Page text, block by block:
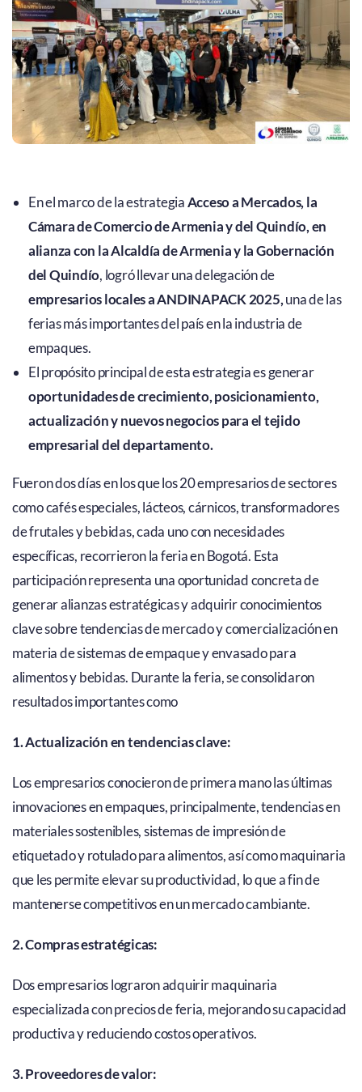
En el marco de la estrategiaAcceso a Mercados, la
Cámara de Comercio de Armenia y del Quindío, en
alianza con la Alcaldía de Armenia y la Gobernación
del Quindío, logró llevar una delegación de
empresarios locales a ANDINAPACK 2025,una de las
ferias más importantes del país en la industria de
empaques.
El propósito principal de esta estrategia es generar
oportunidades de crecimiento, posicionamiento,
actualización y nuevos negocios para el tejido
empresarial del departamento.
Fueron dos días en los que los 20 empresarios de sectores
como cafés especiales, lácteos, cárnicos, transformadores
de frutales y bebidas, cada uno con necesidades
específicas, recorrieron la feria en Bogotá. Esta
participación representa una oportunidad concreta de
generar alianzas estratégicas y adquirir conocimientos
clave sobre tendencias de mercado y comercialización en
materia de sistemas de empaque y envasado para
alimentos y bebidas. Durante la feria, se consolidaron
resultados importantes como
1. Actualización en tendencias clave:
Los empresarios conocieron de primera mano las últimas
innovaciones en empaques, principalmente, tendencias en
materiales sostenibles, sistemas de impresión de
etiquetado y rotulado para alimentos, así como maquinaria
que les permite elevar su productividad, lo que a fin de
mantenerse competitivos en un mercado cambiante.
2. Compras estratégicas:
Dos empresarios lograron adquirir maquinaria
especializada con precios de feria, mejorando su capacidad
productiva y reduciendo costos operativos.
3. Proveedores de valor: